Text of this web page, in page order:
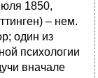
1850,
– нем.
один из
психологии
вначале